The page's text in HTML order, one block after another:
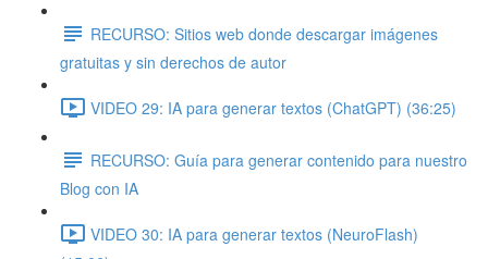
RECURSO: Sitios web donde descargar imágenes
gratuitas y sin derechos de autor
VIDEO 29: IA para generar textos (ChatGPT) (36:25)
RECURSO: Guía para generar contenido para nuestro
Blog con IA
VIDEO 30: IA para generar textos (NeuroFlash)